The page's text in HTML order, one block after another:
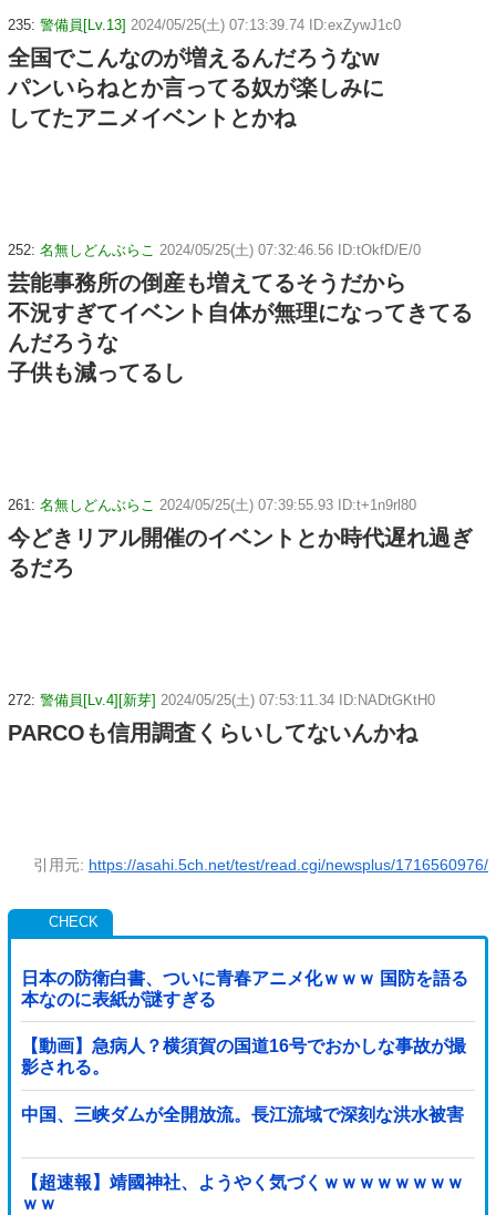
235: 警備員[Lv.13] 2024/05/25(土) 07:13:39.74 ID:exZywJ1c0
全国でこんなのが増えるんだろうなw
パンいらねとか言ってる奴が楽しみに
してたアニメイベントとかね
252: 名無しどんぶらこ 2024/05/25(土) 07:32:46.56 ID:tOkfD/E/0
芸能事務所の倒産も増えてるそうだから
不況すぎてイベント自体が無理になってきてる
んだろうな
子供も減ってるし
261: 名無しどんぶらこ 2024/05/25(土) 07:39:55.93 ID:t+1n9rl80
今どきリアル開催のイベントとか時代遅れ過ぎ
るだろ
272: 警備員[Lv.4][新芽] 2024/05/25(土) 07:53:11.34 ID:NADtGKtH0
PARCOも信用調査くらいしてないんかね
引用元: https://asahi.5ch.net/test/read.cgi/newsplus/1716560976/
日本の防衛白書、ついに青春アニメ化ｗｗｗ 国防を語る
本なのに表紙が謎すぎる
【動画】急病人？横須賀の国道16号でおかしな事故が撮
影される。
中国、三峡ダムが全開放流。長江流域で深刻な洪水被害
【超速報】靖國神社、ようやく気づくｗｗｗｗｗｗｗｗ
ｗｗ